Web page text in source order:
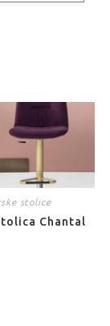
stolice
Chantal